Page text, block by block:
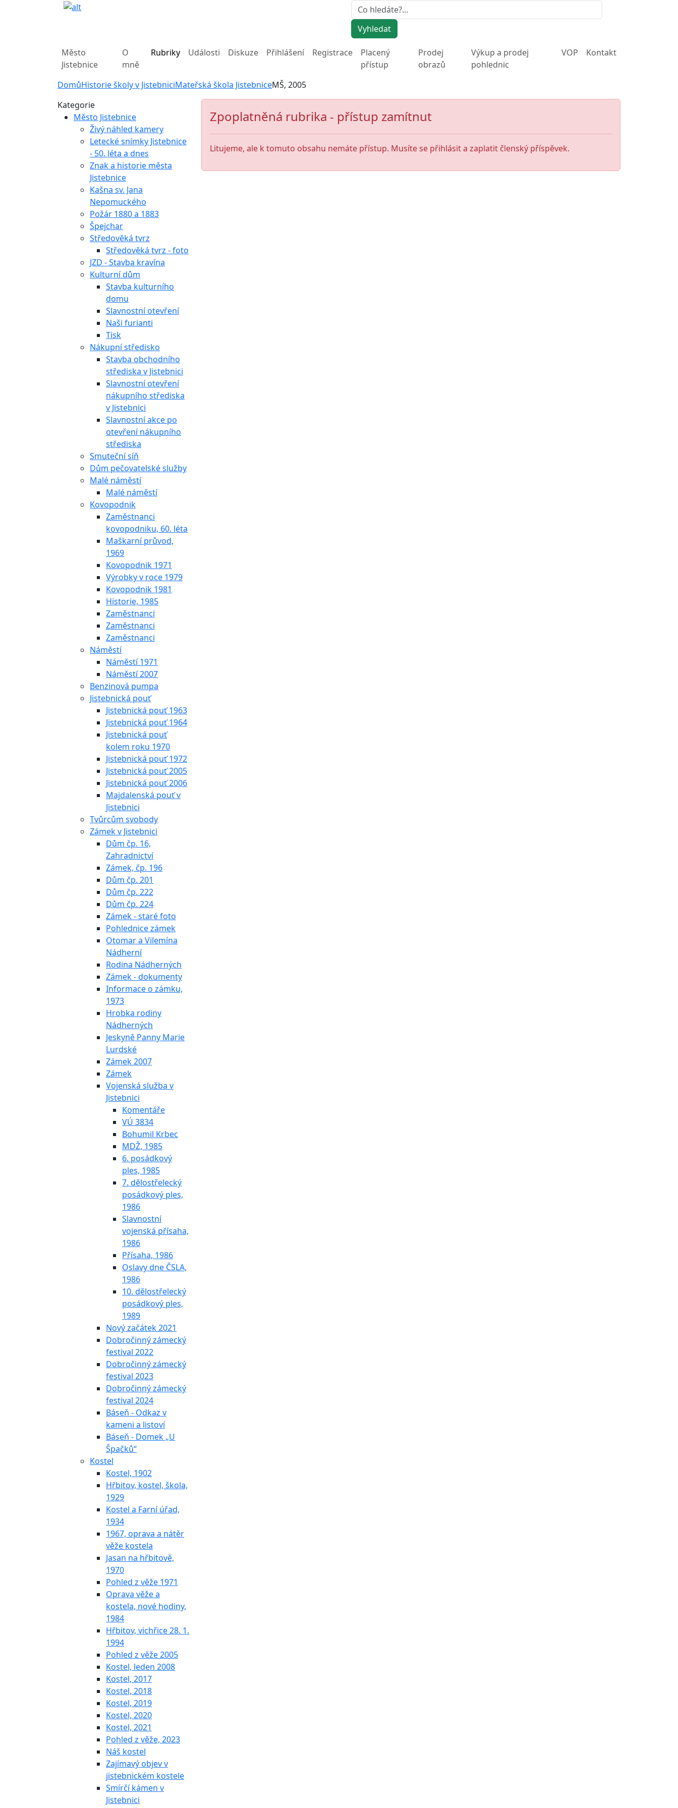
Vyhledat
Město
Jistebnice
O
mně
Rubriky Události Diskuze Přihlášení Registrace
Placený
přístup
Prodej
obrazů
Výkup a prodej
pohlednic
VOP Kontakt
DomůHistorie školy v JistebniciMateřská škola JistebniceMŠ, 2005
Zpoplatněná rubrika - přístup zamítnut
Litujeme, ale k tomuto obsahu nemáte přístup. Musíte se přihlásit a zaplatit členský příspěvek.
Kategorie
Město Jistebnice
Živý náhled kamery
Letecké snímky Jistebnice
- 50. léta a dnes
Znak a historie města
Jistebnice
Kašna sv. Jana
Nepomuckého
Požár 1880 a 1883
Špejchar
Středověká tvrz
Středověká tvrz - foto
JZD - Stavba kravína
Kulturní dům
Stavba kulturního
domu
Slavnostní otevření
Naši furianti
Tisk
Nákupní středisko
Stavba obchodního
střediska v Jistebnici
Slavnostní otevření
nákupního střediska
v Jistebnici
Slavnostní akce po
otevření nákupního
střediska
Smuteční síň
Dům pečovatelské služby
Malé náměstí
Malé náměstí
Kovopodnik
Zaměstnanci
kovopodniku, 60. léta
Maškarní průvod,
1969
Kovopodnik 1971
Výrobky v roce 1979
Kovopodnik 1981
Historie, 1985
Zaměstnanci
Zaměstnanci
Zaměstnanci
Náměstí
Náměstí 1971
Náměstí 2007
Benzinová pumpa
Jistebnická pouť
Jistebnická pouť 1963
Jistebnická pouť 1964
Jistebnická pouť
kolem roku 1970
Jistebnická pouť 1972
Jistebnická pouť 2005
Jistebnická pouť 2006
Majdalenská pouť v
Jistebnici
Tvůrcům svobody
Zámek v Jistebnici
Dům čp. 16,
Zahradnictví
Zámek, čp. 196
Dům čp. 201
Dům čp. 222
Dům čp. 224
Zámek - staré foto
Pohlednice zámek
Otomar a Vilemína
Nádherní
Rodina Nádherných
Zámek - dokumenty
Informace o zámku,
1973
Hrobka rodiny
Nádherných
Jeskyně Panny Marie
Lurdské
Zámek 2007
Zámek
Vojenská služba v
Jistebnici
Komentáře
VÚ 3834
Bohumil Krbec
MDŽ, 1985
6. posádkový
ples, 1985
7. dělostřelecký
posádkový ples,
1986
Slavnostní
vojenská přísaha,
1986
Přísaha, 1986
Oslavy dne ČSLA,
1986
10. dělostřelecký
posádkový ples,
1989
Nový začátek 2021
Dobročinný zámecký
festival 2022
Dobročinný zámecký
festival 2023
Dobročinný zámecký
festival 2024
Báseň - Odkaz v
kameni a listoví
Báseň - Domek „U
Špačků“
Kostel
Kostel, 1902
Hřbitov, kostel, škola,
1929
Kostel a Farní úřad,
1934
1967, oprava a nátěr
věže kostela
Jasan na hřbitově,
1970
Pohled z věže 1971
Oprava věže a
kostela, nové hodiny,
1984
Hřbitov, vichřice 28. 1.
1994
Pohled z věže 2005
Kostel, leden 2008
Kostel, 2017
Kostel, 2018
Kostel, 2019
Kostel, 2020
Kostel, 2021
Pohled z věže, 2023
Náš kostel
Zajímavý objev v
jistebnickém kostele
Smírčí kámen v
Jistebnici